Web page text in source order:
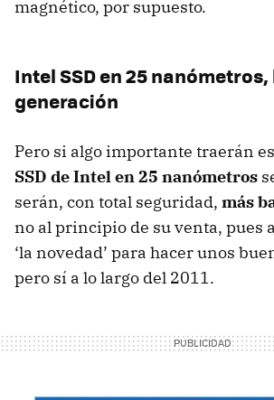
magnético, por supuesto.
IntelSSDen 25
generación
Pero si algo importante traerán
SSD de Intel en 25 nanómetros
serán, con total seguridad, más
no al principio de su venta, pues
‘la novedad’ para hacer unos
pero sí a lo largo del 2011.